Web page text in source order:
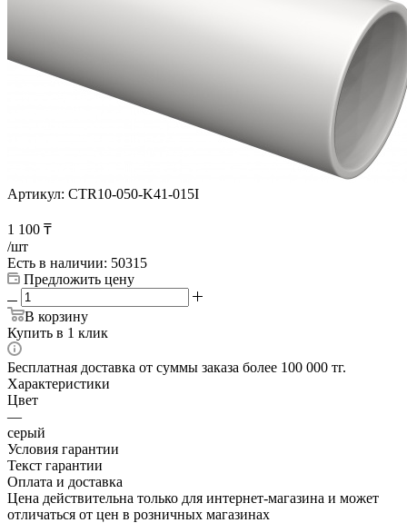
Артикул: CTR10-050-K41-015I
1 100 ₸
/шт
Есть в наличии: 50315
Предложить цену
В корзину
Купить в 1 клик
Бесплатная доставка от суммы заказа более 100 000 тг.
Характеристики
Цвет
—
серый
Условия гарантии
Текст гарантии
Оплата и доставка
Цена действительна только для интернет-магазина и может
отличаться от цен в розничных магазинах